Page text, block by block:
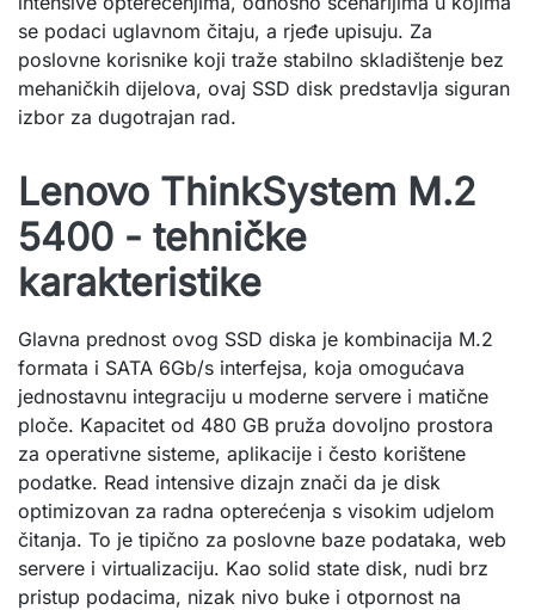
se podaci uglavnom čitaju, a rjeđe upisuju. Za
poslovne korisnike koji traže stabilno skladištenje bez
mehaničkih dijelova, ovaj SSD disk predstavlja siguran
izbor za dugotrajan rad.
Lenovo ThinkSystem M.2
5400 - tehničke
karakteristike
Glavna prednost ovog SSD diska je kombinacija M.2
formata i SATA 6Gb/s interfejsa, koja omogućava
jednostavnu integraciju u moderne servere i matične
ploče. Kapacitet od 480 GB pruža dovoljno prostora
za operativne sisteme, aplikacije i često korištene
podatke. Read intensive dizajn znači da je disk
optimizovan za radna opterećenja s visokim udjelom
čitanja. To je tipično za poslovne baze podataka, web
servere i virtualizaciju. Kao solid state disk, nudi brz
pristup podacima, nizak nivo buke i otpornost na